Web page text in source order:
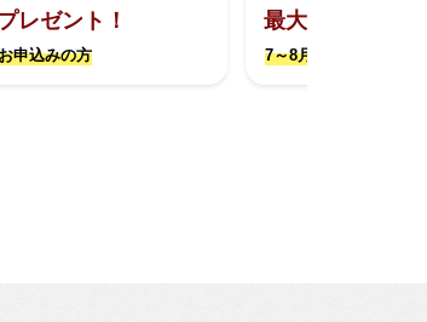
レゼント！
申込みの方
最大約17万円お
7～8月撮影限定